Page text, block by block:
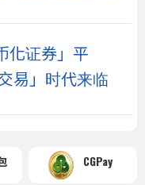
化证券」平
易」时代来临
CGPay